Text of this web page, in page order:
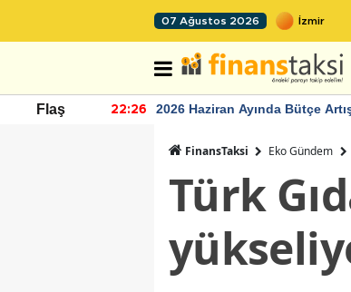
07 Ağustos 2026
Flaş 22:26
2026 Haziran Ayında Bütçe
FinansTaksi Eko Gündem
Türk